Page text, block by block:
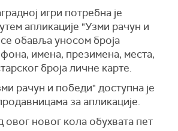
игри потребна је
апликације "Узми рачун и
обавља уносом броја
имена, презимена, места,
броја личне карте.
рачун и победи" доступна је
за апликације.
новог кола обухвата пет